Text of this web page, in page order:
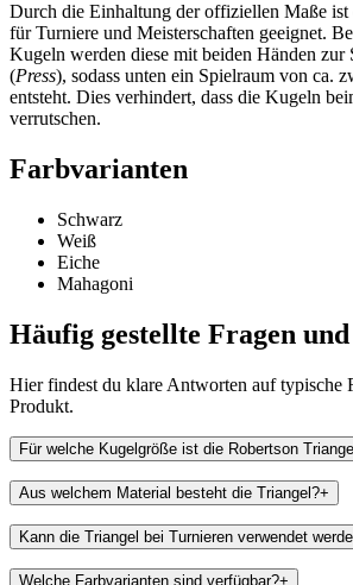
Durch die Einhaltung der offiziellen Maße
für Turniere und Meisterschaften geeignet.
Kugeln werden diese mit beiden Händen zur
(Press), sodass unten ein Spielraum von ca.
entsteht. Dies verhindert, dass die Kugeln
verrutschen.
Farbvarianten
Schwarz
Weiß
Eiche
Mahagoni
Häufig gestellte Fragen und
Hier findest du klare Antworten auf typische
Produkt.
Für welche Kugelgröße ist die Robertson
Aus welchem Material besteht die Triangel?+
Kann die Triangel bei Turnieren verwendet
Welche Farbvarianten sind verfügbar?+